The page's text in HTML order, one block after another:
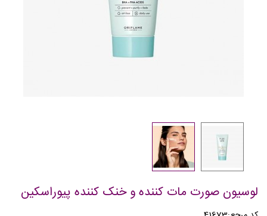
لوسیون صورت مات کننده و خنک کننده پیوراسکین